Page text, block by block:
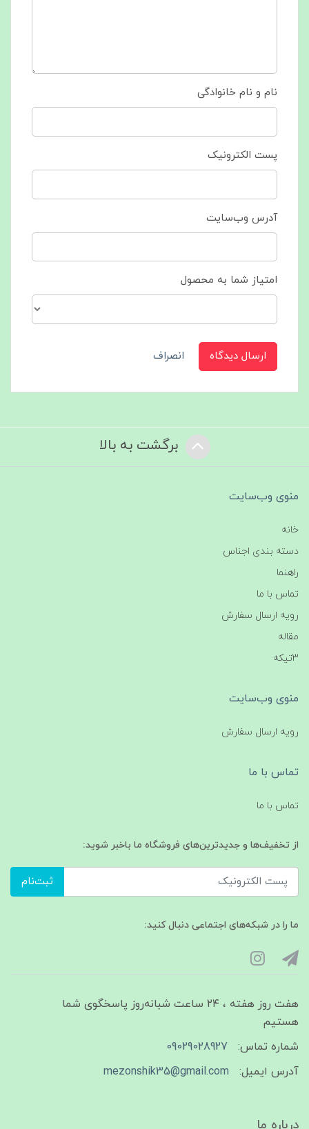
نام و نام خانوادگی
پست الکترونیک
آدرس وب‌سایت
امتیاز شما به محصول
ارسال دیدگاه انصراف
برگشت به بالا
منوی وب‌سایت
خانه
دسته بندی اجناس
راهنما
تماس با ما
رویه ارسال سفارش
مقاله
3تیکه
منوی وب‌سایت
رویه ارسال سفارش
تماس با ما
تماس با ما
از تخفیف‌ها و جدیدترین‌های فروشگاه ما باخبر شوید:
ثبت‌نام
ما را در شبکه‌های اجتماعی دنبال کنید:
هفت روز هفته ، ۲۴ ساعت شبانه‌روز پاسخگوی شما
هستیم
شماره تماس:
09029028927
آدرس ایمیل:
mezonshik35@gmail.com
درباره ما